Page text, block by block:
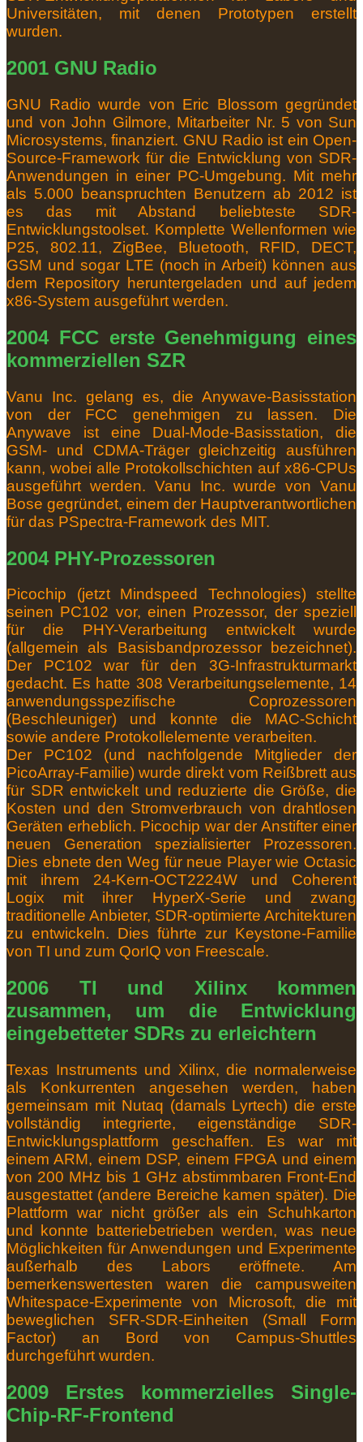
Universitäten, mit denen Prototypen erstellt
wurden.
2001 GNU Radio
GNU Radio wurde von Eric Blossom gegründet
und von John Gilmore, Mitarbeiter Nr. 5 von Sun
Microsystems, finanziert. GNU Radio ist ein Open-
Source-Framework für die Entwicklung von SDR-
Anwendungen in einer PC-Umgebung. Mit mehr
als 5.000 beanspruchten Benutzern ab 2012 ist
es das mit Abstand beliebteste SDR-
Entwicklungstoolset. Komplette Wellenformen wie
P25, 802.11, ZigBee, Bluetooth, RFID, DECT,
GSM und sogar LTE (noch in Arbeit) können aus
dem Repository heruntergeladen und auf jedem
x86-System ausgeführt werden.
2004 FCC erste Genehmigung eines
kommerziellen SZR
Vanu Inc. gelang es, die Anywave-Basisstation
von der FCC genehmigen zu lassen. Die
Anywave ist eine Dual-Mode-Basisstation, die
GSM- und CDMA-Träger gleichzeitig ausführen
kann, wobei alle Protokollschichten auf x86-CPUs
ausgeführt werden. Vanu Inc. wurde von Vanu
Bose gegründet, einem der Hauptverantwortlichen
für das PSpectra-Framework des MIT.
2004 PHY-Prozessoren
Picochip (jetzt Mindspeed Technologies) stellte
seinen PC102 vor, einen Prozessor, der speziell
für die PHY-Verarbeitung entwickelt wurde
(allgemein als Basisbandprozessor bezeichnet).
Der PC102 war für den 3G-Infrastrukturmarkt
gedacht. Es hatte 308 Verarbeitungselemente, 14
anwendungsspezifische Coprozessoren
(Beschleuniger) und konnte die MAC-Schicht
sowie andere Protokollelemente verarbeiten.
Der PC102 (und nachfolgende Mitglieder der
PicoArray-Familie) wurde direkt vom Reißbrett aus
für SDR entwickelt und reduzierte die Größe, die
Kosten und den Stromverbrauch von drahtlosen
Geräten erheblich. Picochip war der Anstifter einer
neuen Generation spezialisierter Prozessoren.
Dies ebnete den Weg für neue Player wie Octasic
mit ihrem 24-Kern-OCT2224W und Coherent
Logix mit ihrer HyperX-Serie und zwang
traditionelle Anbieter, SDR-optimierte Architekturen
zu entwickeln. Dies führte zur Keystone-Familie
von TI und zum QorIQ von Freescale.
2006 TI und Xilinx kommen
zusammen, um die Entwicklung
eingebetteter SDRs zu erleichtern
Texas Instruments und Xilinx, die normalerweise
als Konkurrenten angesehen werden, haben
gemeinsam mit Nutaq (damals Lyrtech) die erste
vollständig integrierte, eigenständige SDR-
Entwicklungsplattform geschaffen. Es war mit
einem ARM, einem DSP, einem FPGA und einem
von 200 MHz bis 1 GHz abstimmbaren Front-End
ausgestattet (andere Bereiche kamen später). Die
Plattform war nicht größer als ein Schuhkarton
und konnte batteriebetrieben werden, was neue
Möglichkeiten für Anwendungen und Experimente
außerhalb des Labors eröffnete. Am
bemerkenswertesten waren die campusweiten
Whitespace-Experimente von Microsoft, die mit
beweglichen SFR-SDR-Einheiten (Small Form
Factor) an Bord von Campus-Shuttles
durchgeführt wurden.
2009 Erstes kommerzielles Single-
Chip-RF-Frontend